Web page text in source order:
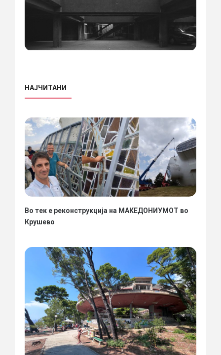
НАЈЧИТАНИ
Во тек е реконструкција на МАКЕДОНИУМОТ во
Крушево